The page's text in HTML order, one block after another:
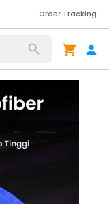
Order Tracking